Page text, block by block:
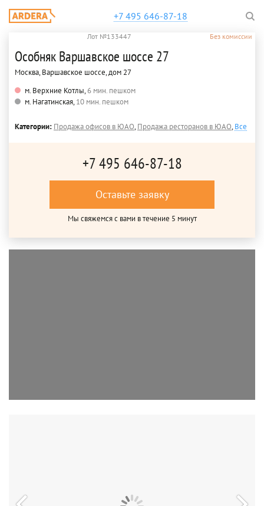
+7 495 646-87-18
Лот №133447 Без комиссии
Особняк Варшавское шоссе 27
Москва, Варшавское шоссе, дом 27
м. Верхние Котлы,6 мин. пешком
м. Нагатинская,10 мин. пешком
Категории: Продажа офисов в ЮАО,Продажа ресторанов в ЮАО,Все
+7 495 646-87-18
Оставьте заявку
Мы свяжемся с вами в течение 5 минут